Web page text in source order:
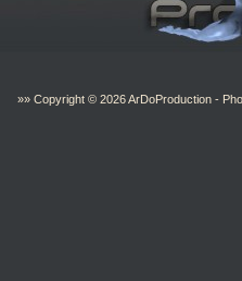
»» Copyright © 2026ArDoProduction -